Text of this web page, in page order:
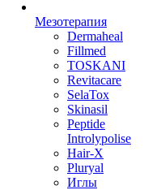
Мезотерапия
Dermaheal
Fillmed
TOSKANI
Revitacare
SelaTox
Skinasil
Peptide
Introlypolise
Hair-X
Pluryal
Иглы